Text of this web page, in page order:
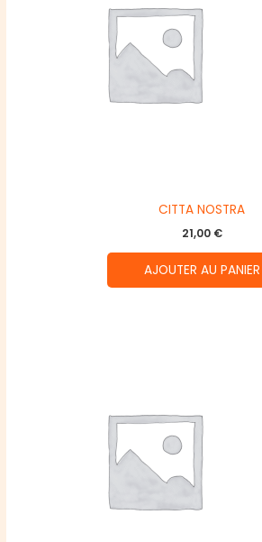
CITTA NOSTRA
21,00 €
AJOUTER AU PANIER